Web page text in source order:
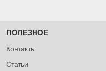
ПОЛЕЗНОЕ
Контакты
Статьи